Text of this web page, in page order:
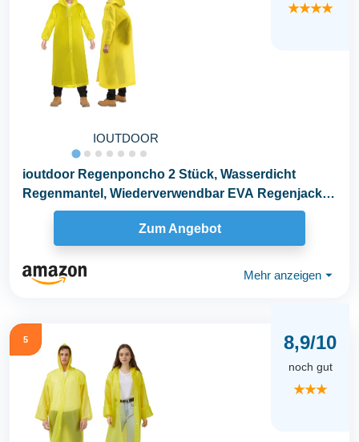
IOUTDOOR
★★★★
ioutdoor Regenponcho 2 Stück, Wasserdicht
Regenmantel, Wiederverwendbar EVA Regenjacke,
mit Kapuze...
Zum Angebot
Mehr anzeigen ⏷
5 8,9/10
noch gut
★★★